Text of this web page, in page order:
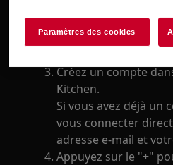
supérieur) ou depuis
ou supérieur) et
Créez un compte
Kitchen.
Si vous avez déjà un
vous connecter
adresse e-mail et
Appuyez sur le "+"
Paramètres des cookies